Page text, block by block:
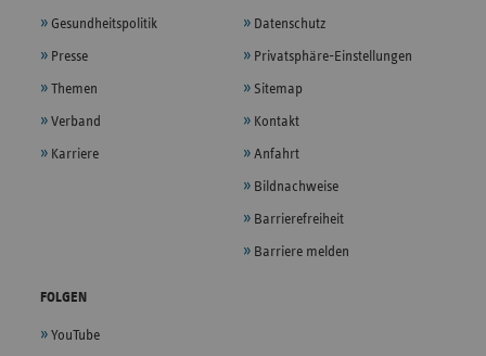
Gesundheitspolitik
Presse
Themen
Verband
Karriere
Datenschutz
Privatsphäre-Einstellungen
Sitemap
Kontakt
Anfahrt
Bildnachweise
Barrierefreiheit
Barriere melden
FOLGEN
YouTube